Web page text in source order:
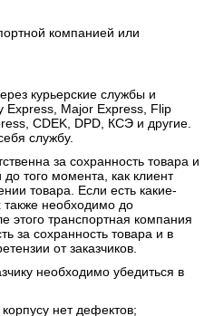
компанией или
курьерские службы и
Express, Major Express, Flip
CDEK, DPD, КСЭ и другие.
службу.
за сохранность товара и
до того момента, как клиент
товара. Если есть какие-
необходимо до
этого транспортная компания
за сохранность товара и в
от заказчиков.
необходимо убедиться в
нет дефектов;